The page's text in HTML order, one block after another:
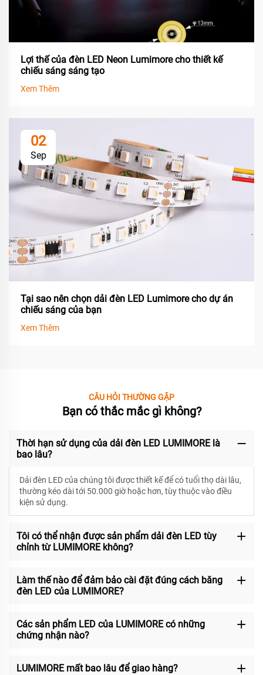
Lợi thế của đèn LED Neon Lumimore cho thiết kế
chiếu sáng sáng tạo
Xem Thêm
02
Sep
Tại sao nên chọn dải đèn LED Lumimore cho dự án
chiếu sáng của bạn
Xem Thêm
CÂU HỎI THƯỜNG GẶP
Bạn có thắc mắc gì không?
Thời hạn sử dụng của dải đèn LED LUMIMORE là
bao lâu?
Dải đèn LED của chúng tôi được thiết kế để cótuổi thọ dài lâu,
thường kéo dài tới 50.000 giờ hoặc hơn, tùy thuộc vào điều
kiện sử dụng.
Tôi có thể nhận được sản phẩm dải đèn LED tùy
chỉnh từ LUMIMORE không?
Làm thế nào để đảm bảo cài đặt đúng cách băng
đèn LED của LUMIMORE?
Các sản phẩm LED của LUMIMORE có những
chứng nhận nào?
LUMIMORE mất bao lâu để giao hàng?